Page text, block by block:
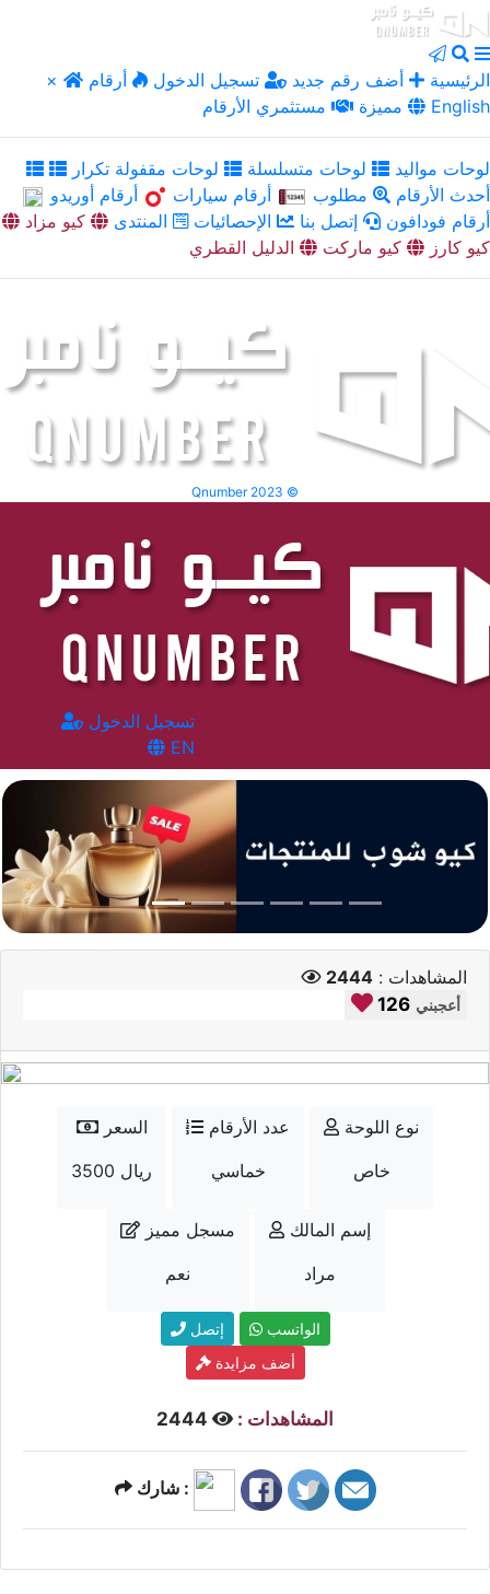
× الرئيسية أضف رقم جديد تسجيل الدخول
أرقام
مميزة
مستثمري الأرقام English
لوحات مواليد لوحات متسلسلة
لوحات مقفولة تكرار
أحدث الأرقام
مطلوب أرقام سيارات
أرقام أوريدو
أرقام فودافون
إتصل بنا الإحصائيات المنتدى
كيو مزاد
كيو كارز
كيو ماركت الدليل القطري
Qnumber 2023 ©
تسجيل الدخول
EN
المشاهدات : 2444
126 أعجبني
السعر
3500 ريال
عدد الأرقام
خماسي
نوع اللوحة
خاص
مسجل مميز
نعم
إسم المالك
مراد
إتصل
الواتسب
أضف مزايدة
المشاهدات :
شارك :